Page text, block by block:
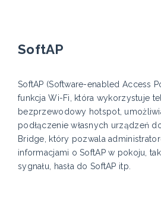
SoftAP
SoftAP (Software-enabled Access
funkcja Wi-Fi, która wykorzystuje
bezprzewodowy hotspot,
podłączenie własnych urządzeń
Bridge, który pozwala
informacjami o SoftAP w pokoju,
sygnału, hasła do SoftAP itp.